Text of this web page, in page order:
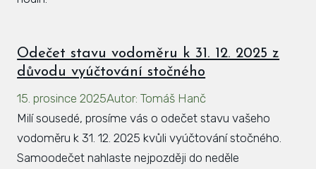
Odečet stavu vodoměru k 31. 12. 2025 z
důvodu vyúčtování stočného
15. prosince 2025Autor: Tomáš Hanč
Milí sousedé, prosíme vás o odečet stavu vašeho
vodoměru k 31. 12. 2025 kvůli vyúčtování stočného.
Samoodečet nahlaste nejpozději do neděle